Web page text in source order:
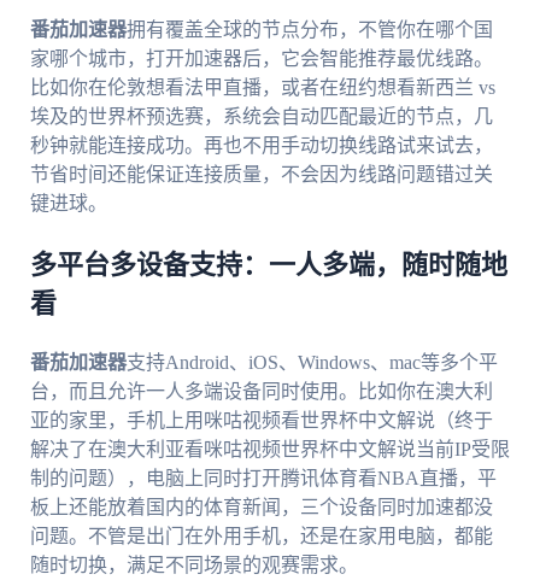
番茄加速器拥有覆盖全球的节点分布，不管你在哪个国
家哪个城市，打开加速器后，它会智能推荐最优线路。
比如你在伦敦想看法甲直播，或者在纽约想看新西兰 vs
埃及的世界杯预选赛，系统会自动匹配最近的节点，几
秒钟就能连接成功。再也不用手动切换线路试来试去，
节省时间还能保证连接质量，不会因为线路问题错过关
键进球。
多平台多设备支持：一人多端，随时随地
看
番茄加速器支持Android、iOS、Windows、mac等多个平
台，而且允许一人多端设备同时使用。比如你在澳大利
亚的家里，手机上用咪咕视频看世界杯中文解说（终于
解决了在澳大利亚看咪咕视频世界杯中文解说当前IP受限
制的问题），电脑上同时打开腾讯体育看NBA直播，平
板上还能放着国内的体育新闻，三个设备同时加速都没
问题。不管是出门在外用手机，还是在家用电脑，都能
随时切换，满足不同场景的观赛需求。